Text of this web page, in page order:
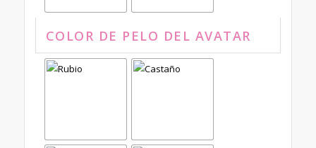
COLOR DE PELO DEL AVATAR